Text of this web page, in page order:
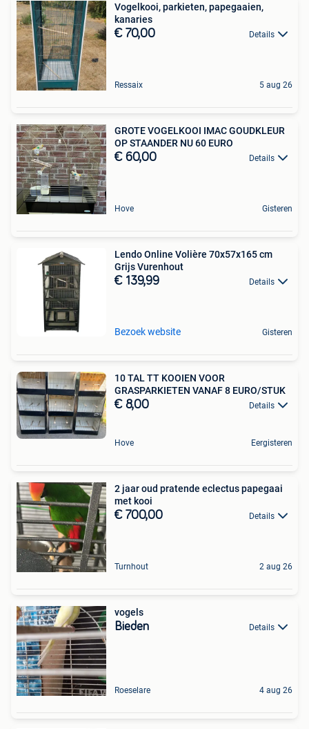
Vogelkooi, parkieten, papegaaien,
kanaries
€ 70,00 Details
Ressaix 5 aug 26
GROTE VOGELKOOI IMAC GOUDKLEUR
OP STAANDER NU 60 EURO
€ 60,00 Details
Hove Gisteren
Lendo Online Volière 70x57x165 cm
Grijs Vurenhout
€ 139,99 Details
Bezoek website Gisteren
10 TAL TT KOOIEN VOOR
GRASPARKIETEN VANAF 8 EURO/STUK
€ 8,00 Details
Hove Eergisteren
2 jaar oud pratende eclectus papegaai
met kooi
€ 700,00 Details
Turnhout 2 aug 26
vogels
Bieden Details
Roeselare 4 aug 26